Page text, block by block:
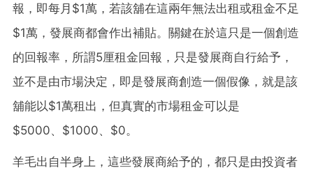
報，即每月$1萬，若該舖在這兩年無法出租或租金不足
$1萬，發展商都會作出補貼。關鍵在於這只是一個創造
的回報率，所謂5厘租金回報，只是發展商自行給予，
並不是由市場決定，即是發展商創造一個假像，就是該
舖能以$1萬租出，但真實的市場租金可以是
$5000、$1000、$0。
羊毛出自半身上，這些發展商給予的，都只是由投資者